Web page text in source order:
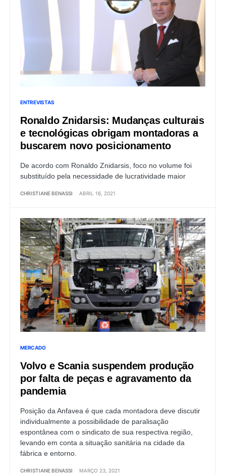
ENTREVISTAS
Ronaldo Znidarsis: Mudanças culturais
e tecnológicas obrigam montadoras a
buscarem novo posicionamento
De acordo com Ronaldo Znidarsis, foco no volume foi
substituído pela necessidade de lucratividade maior
CHRISTIANE BENASSI ABRIL 16, 2021
MERCADO
Volvo e Scania suspendem produção
por falta de peças e agravamento da
pandemia
Posição da Anfavea é que cada montadora deve discutir
individualmente a possibilidade de paralisação
espontânea com o sindicato de sua respectiva região,
levando em conta a situação sanitária na cidade da
fábrica e entorno.
CHRISTIANE BENASSI MARÇO 23, 2021